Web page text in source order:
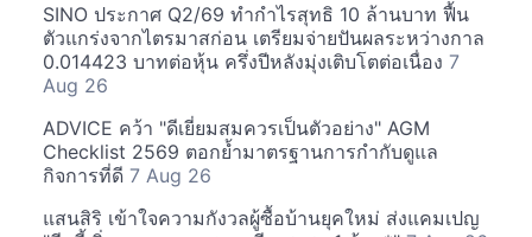
SINO ประกาศ Q2/69 ทำกำไรสุทธิ 10 ล้านบาท ฟื้น
ตัวแกร่งจากไตรมาสก่อน เตรียมจ่ายปันผลระหว่างกาล
0.014423 บาทต่อหุ้น ครึ่งปีหลังมุ่งเติบโตต่อเนื่อง 7
Aug 26
ADVICE คว้า "ดีเยี่ยมสมควรเป็นตัวอย่าง" AGM
Checklist 2569 ตอกย้ำมาตรฐานการกำกับดูแล
กิจการที่ดี 7 Aug 26
แสนสิริ เข้าใจความกังวลผู้ซื้อบ้านยุคใหม่ ส่งแคมเปญ